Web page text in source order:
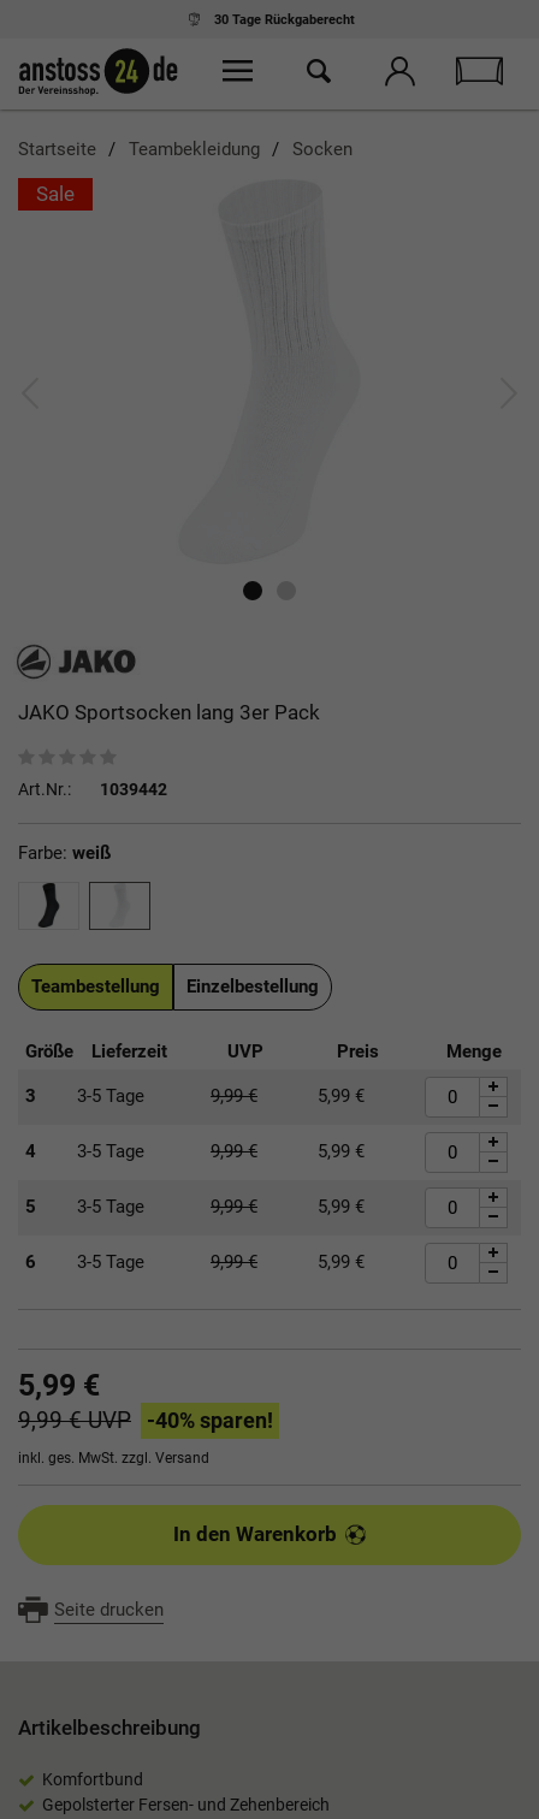
30 Tage Rückgaberecht
Startseite Teambekleidung Socken
Sale
JAKO Sportsocken lang 3er Pack
Art.Nr.: 1039442
Farbe: weiß
Teambestellung Einzelbestellung
Größe Lieferzeit UVP Preis Menge
3 3-5 Tage 9,99€ 5,99 €
4 3-5 Tage 9,99€ 5,99 €
5 3-5 Tage 9,99€ 5,99 €
6 3-5 Tage 9,99€ 5,99 €
5,99 €
9,99 €UVP -40% sparen!
inkl. ges. MwSt. zzgl. Versand
In den Warenkorb
Seite drucken
Artikelbeschreibung
Komfortbund
Gepolsterter Fersen- und Zehenbereich